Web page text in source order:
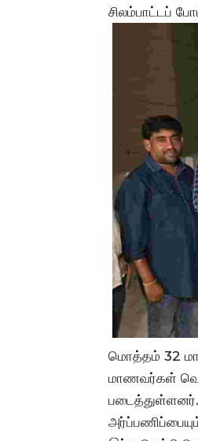
சிலம்பாட்டப்
மொத்தம் 32
மாணவர்கள்
படைத்துள்ளனர்.